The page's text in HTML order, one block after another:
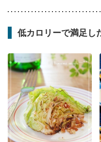
低カロリーで満足し